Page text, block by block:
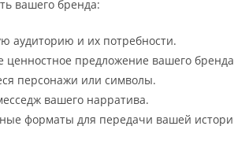
вашего бренда:
аудиторию и их потребности.
ценностное предложение вашего
персонажи или символы.
вашего нарратива.
форматы для передачи вашей